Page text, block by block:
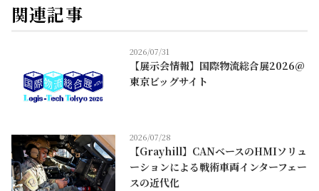
関連記事
2026/07/31
【展示会情報】国際物流総合展2026@
東京ビッグサイト
2026/07/28
【Grayhill】CANベースのHMIソリュ
ーションによる戦術車両インターフェー
スの近代化